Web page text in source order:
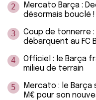
2
Mercato Barça :
désormais bouclé !
3
Coup de tonnerre
débarquent au FC
4
Officiel : le Barça
milieu de terrain
5
Mercato : le
M€ pour son